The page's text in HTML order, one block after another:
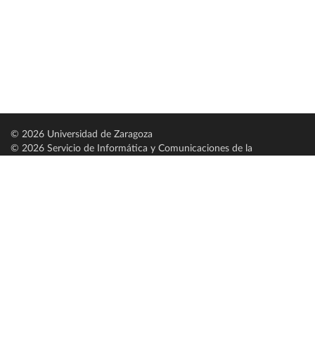
© 2026 Universidad de Zaragoza
© 2026 Servicio de Informática y Comunicaciones de la